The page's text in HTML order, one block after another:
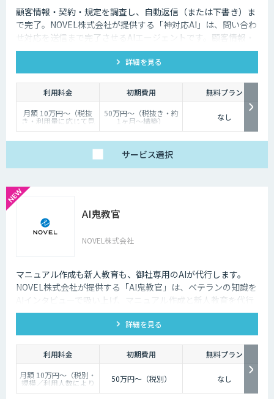
顧客情報・契約・規定を調査し、自動返信（または下書き）ま
で完了。NOVEL株式会社が提供する「神対応AI」は、問い合わ
せ対応を送信まで完了させるAIエージェントです。顧客情報・
契約・規定を突き合わせて回答を数十秒で作成し、自動送信か
下書き止めかを選べます。
詳細を見る
利用料金 初期費用
無料プラン
月額 10万円〜（税抜
き・利用量に応じて見
積り）
50万円〜（税抜き・約
1ヶ月〜構築） なし
サービス選択
AI鬼教官
NOVEL株式会社
マニュアル作成も新人教育も、御社専用のAIが代行します。
NOVEL株式会社が提供する「AI鬼教官」は、ベテランの知識を
AIインタビューで吸い上げ、マニュアル作成と新人教育を代行
するAI教育係です。24時間・出典つきで新人の質問に答えま
詳細を見る
利用料金 初期費用
無料プラン
月額 10万円〜（税別・
規模／利用人数により
個別見積）
50万円〜（税別） なし